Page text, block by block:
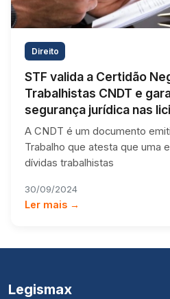
Direito
STF valida a Certidão
Trabalhistas CNDT e
segurança jurídica nas
A CNDT é um documento
Trabalho que atesta que uma
dívidas trabalhistas
30/09/2024
Ler mais →
Legismax